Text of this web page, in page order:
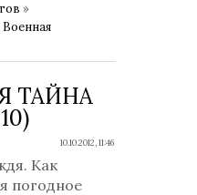
»
Военная
ТАЙНА
10.10.2012, 11:46
Как
погодное